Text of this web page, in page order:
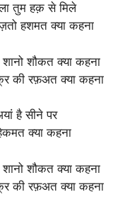
तुम हक़ से मिले
हशमत क्या कहना
शौकत क्या कहना
की रफ़अत क्या कहना
है सीने पर
क्या कहना
शौकत क्या कहना
की रफ़अत क्या कहना